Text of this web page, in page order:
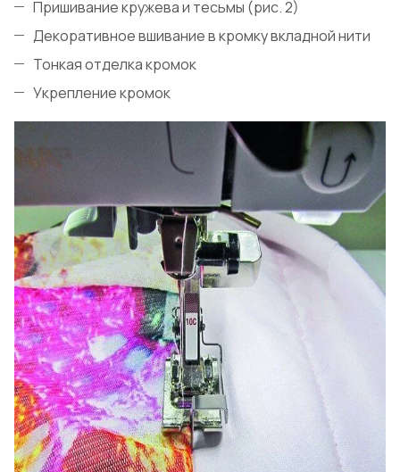
Пришивание кружева и тесьмы (рис. 2)
Декоративное вшивание в кромку вкладной нити
Тонкая отделка кромок
Укрепление кромок